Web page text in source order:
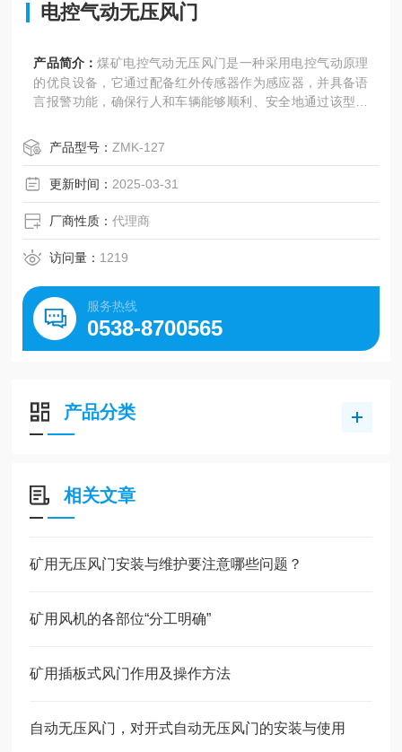
电控气动无压风门
产品简介：煤矿电控气动无压风门是一种采用电控气动原理
的优良设备，它通过配备红外传感器作为感应器，并具备语
言报警功能，确保行人和车辆能够顺利、安全地通过该型风
器、PLC可编程控制器、光控感应器、电控按钮、声光报警
器（语音灯光LED显示屏）、气缸和气控箱等组成。其中，
气控箱利用井下压缩空气作为动力源，实现气电结合，从而
实现风门的打开与关闭。这种风门在煤矿
产品型号： ZMK-127
更新时间： 2025-03-31
厂商性质：代理商
访问量： 1219
服务热线
0538-8700565
产品分类
相关文章
矿用无压风门安装与维护要注意哪些问题？
矿用风机的各部位“分工明确”
矿用插板式风门作用及操作方法
自动无压风门，对开式自动无压风门的安装与使用